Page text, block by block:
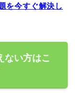
を今すぐ解決し
ない方はこ